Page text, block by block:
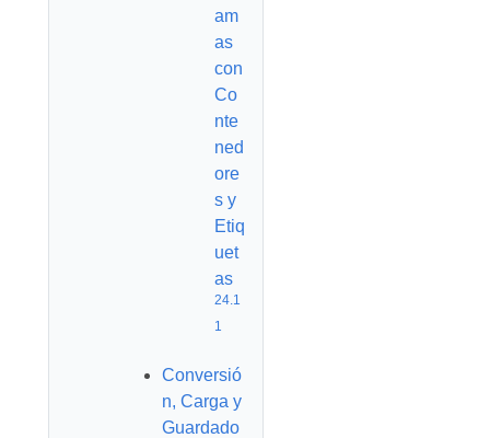
am
as
con
Co
nte
ned
ore
s y
Etiq
uet
as
24.1
1
Conversió
n, Carga y
Guardado